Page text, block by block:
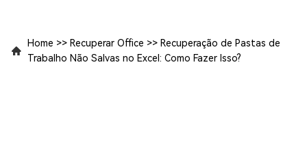
Home >> Recuperar Office >> Recuperação de Pastas de
Trabalho Não Salvas no Excel: Como Fazer Isso?